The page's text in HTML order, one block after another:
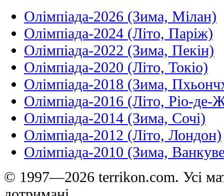
Олімпіада-2026 (Зима, Мілан)
Олімпіада-2024 (Літо, Паріж)
Олімпіада-2022 (Зима, Пекін)
Олімпіада-2020 (Літо, Токіо)
Олімпіада-2018 (Зима,
Олімпіада-2016 (Літо, Ріо-де-
Олімпіада-2014 (Зима, Сочі)
Олімпіада-2012 (Літо, Лондон)
Олімпіада-2010 (Зима,
© 1997—2026 terrikon.com. Усі